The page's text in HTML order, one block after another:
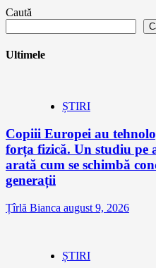
Caută
Ultimele
ȘTIRI
Copiii Europei au
forța fizică. Un studiu pe
arată cum se schimbă
generații
Țîrlă Bianca august 9, 2026
ȘTIRI